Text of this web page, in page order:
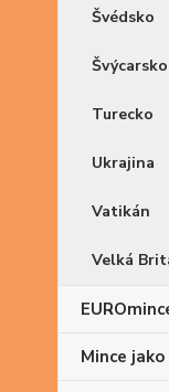
Švédsko
Švýcarsko
Turecko
Ukrajina
Vatikán
Velká
Mince